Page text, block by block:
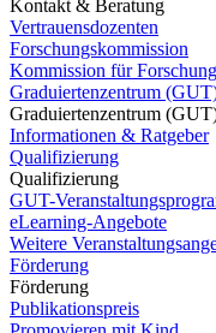
Kontakt & Beratung
Vertrauensdozenten
Forschungskommission
Kommission für
Graduiertenzentrum
Graduiertenzentrum
Informationen & Ratgeber
Qualifizierung
Qualifizierung
GUT-
eLearning-Angebote
Weitere
Förderung
Förderung
Publikationspreis